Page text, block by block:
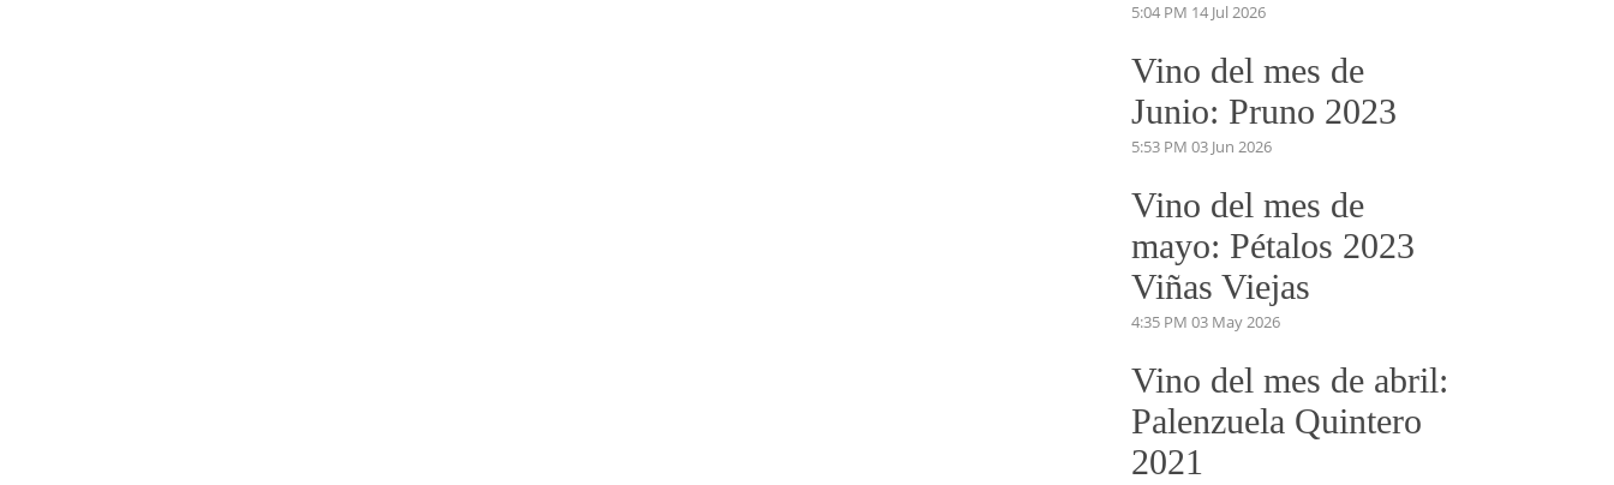
5:04 PM 14 Jul 2026
Vino del mes de
Junio: Pruno 2023
5:53 PM 03 Jun 2026
Vino del mes de
mayo: Pétalos 2023
Viñas Viejas
4:35 PM 03 May 2026
Vino del mes de abril:
Palenzuela Quintero
2021